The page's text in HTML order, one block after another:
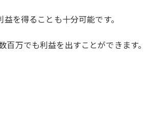
を得ることも十分可能です。
万でも利益を出すことができます。